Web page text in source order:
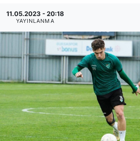
11.05.2023 - 20:18
YAYINLANMA
Haber Arşivi